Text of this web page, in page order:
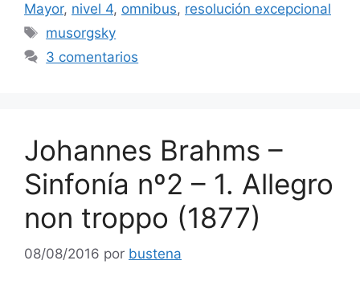
Mayor, nivel 4, omnibus, resolución excepcional
Etiquetas
musorgsky
3 comentarios
Johannes Brahms –
Sinfonía nº2 – 1. Allegro
non troppo (1877)
08/08/2016 por bustena